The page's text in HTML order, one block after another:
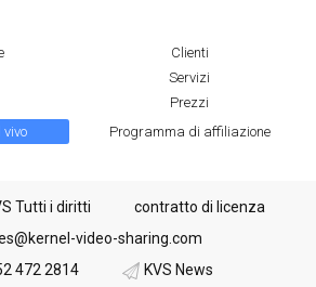
Clienti
Servizi
Prezzi
Programma di affiliazione
Tutti i diritti
contratto di licenza
video-sharing.com
472 2814
KVS News